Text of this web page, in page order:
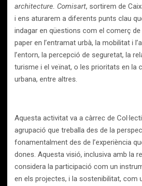
architecture. Comisart, sortirem de
i ens aturarem a diferents punts clau
indagar en qüestions com el comerç
paper en l’entramat urbà, la mobilitat i
l’entorn, la percepció de seguretat, la
turisme i el veïnat, o les prioritats en la
urbana, entre altres.
Aquesta activitat va a càrrec de
agrupació que treballa des de la
fonamentalment des de l’experiència
dones. Aquesta visió, inclusiva amb la
considera la participació com un
en els projectes, i la sostenibilitat, com